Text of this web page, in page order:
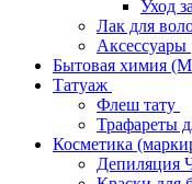
Уход
Лак для
Аксессуары
Бытовая химия
Татуаж
Флеш тату
Трафареты
Косметика
Депиляция